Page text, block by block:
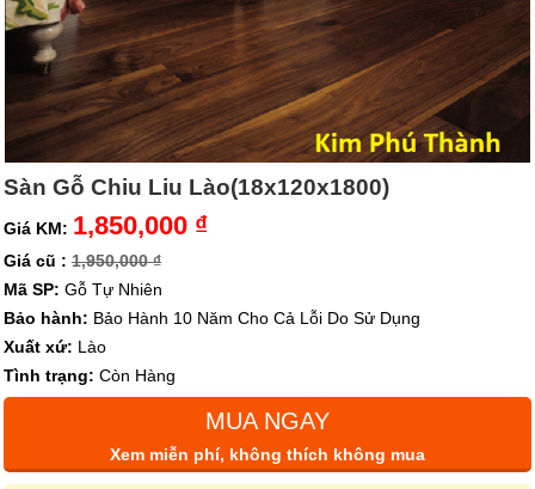
Sàn Gỗ Chiu Liu Lào(18x120x1800)
Giá KM: 1,850,000 ₫
Giá cũ : 1,950,000 ₫
Mã SP: Gỗ Tự Nhiên
Bảo hành: Bảo Hành 10 Năm Cho Cả Lỗi Do Sử Dụng
Xuất xứ: Lào
Tình trạng: Còn Hàng
MUA NGAY
Xem miễn phí, không thích không mua